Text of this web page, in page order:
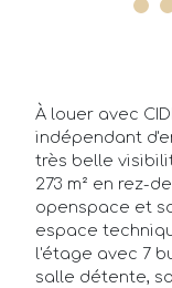
Acheteurs/
Actualités
Qui sommes-
FAQ
À louer avec
indépendant
très belle
273 m² en rez-
openspace et
espace
l'étage avec 7
salle détente,